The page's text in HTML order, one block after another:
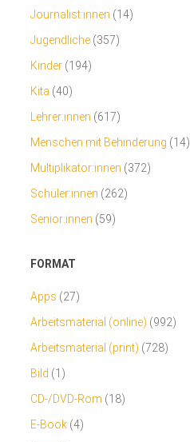
Journalist:innen (14)
Jugendliche (357)
Kinder (194)
Kita (40)
Lehrer:innen (617)
Menschen mit Behinderung (14)
Multiplikator:innen (372)
Schüler:innen (262)
Senior:innen (59)
FORMAT
Apps (27)
Arbeitsmaterial (online) (992)
Arbeitsmaterial (print) (728)
Bild (1)
CD-/DVD-Rom (18)
E-Book (4)